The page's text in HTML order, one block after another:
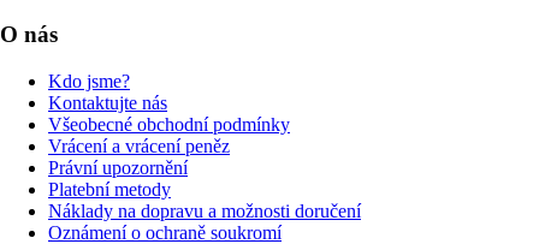
O nás
Kdo jsme?
Kontaktujte nás
Všeobecné obchodní podmínky
Vrácení a vrácení peněz
Právní upozornění
Platební metody
Náklady na dopravu a možnosti doručení
Oznámení o ochraně soukromí